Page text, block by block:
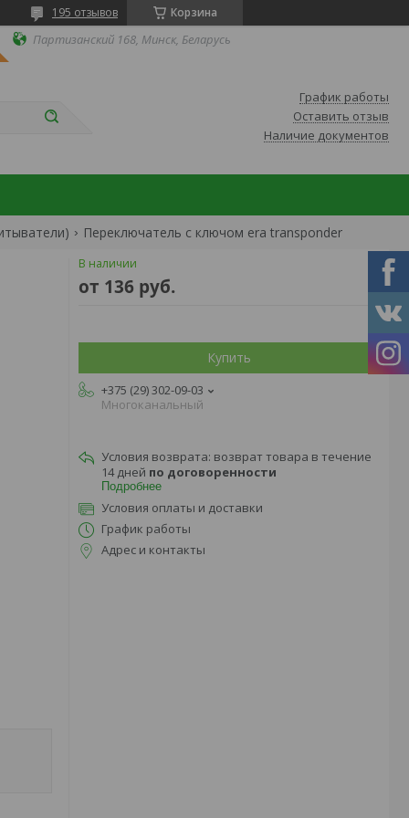
Корзина
195 отзывов
Партизанский 168, Минск, Беларусь
График работы
Оставить отзыв
Наличие документов
Переключатель с ключом era transponder
В наличии
от 136 руб.
Купить
+375 (29) 302-09-03
Многоканальный
возврат товара в течение
14 дней по договоренности
Подробнее
Условия оплаты и доставки
График работы
Адрес и контакты